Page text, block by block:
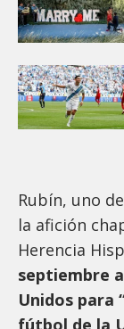
Rubín, uno
la afición
Herencia
septiembre
Unidos para
fútbol de la